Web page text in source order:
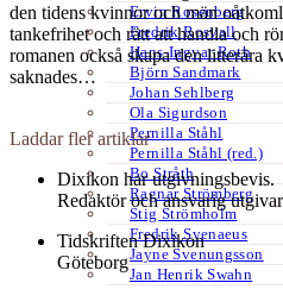
Ervin Rosenberg
Fredrik Rosvall
Hans-Ingvar Roth
Björn Sandmark
Johan Sehlberg
Ola Sigurdson
Pernilla Ståhl
Pernilla Ståhl (red.)
Bo Stråth
Ragnar Strömberg
Stig Strömholm
Fredrik Svenaeus
Jayne Svenungsson
Jan Henrik Swahn
den tidens kvinnor och män
tankefrihet och rätt att handla och
romanen också skapa den litterära
saknades…
Laddar fler artiklar
Dixikon har utgivningsbevis.
Redaktör och ansvarig
Tidskriften Dixikon
Göteborg